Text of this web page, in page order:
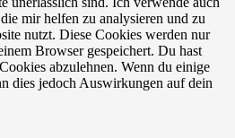
mir helfen zu analysieren und zu
nutzt. Diese Cookies werden nur
Browser gespeichert. Du hast
abzulehnen. Wenn du einige
dies jedoch Auswirkungen auf dein